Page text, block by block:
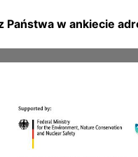
Państwa w ankiecie